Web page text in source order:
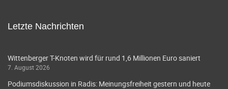
Letzte Nachrichten
Wittenberger T-Knoten wird für rund 1,6 Millionen Euro saniert
7. August 2026
Podiumsdiskussion in Radis: Meinungsfreiheit gestern und heute